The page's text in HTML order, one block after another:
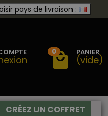
pays de livraison :
0 PANIER
(vide)
CRÉEZ UN COFFRET